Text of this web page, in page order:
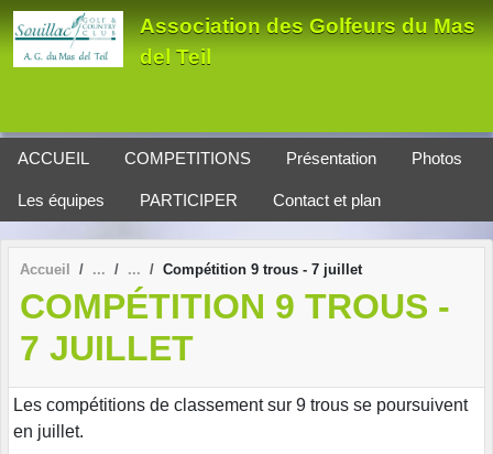
Association des Golfeurs du Mas
del Teil
ACCUEIL COMPETITIONS Présentation Photos
Les équipes PARTICIPER Contact et plan
Accueil Compétition 9 trous - 7 juillet
COMPÉTITION 9 TROUS -
7 JUILLET
Les compétitions de classement sur 9 trous se poursuivent
en juillet.
Panneau de gestion des cookies